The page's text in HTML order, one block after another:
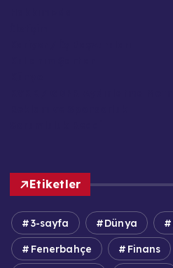
Etiketler
3-sayfa Dünya
Fenerbahçe Finans